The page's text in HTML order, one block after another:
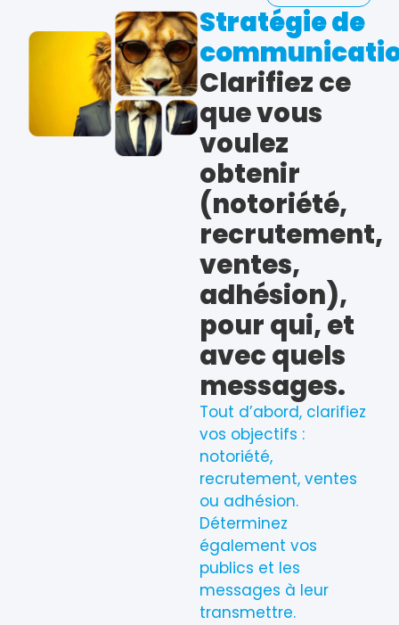
Stratégie de
Clarifiez ce
que vous
voulez
obtenir
(notoriété,
recrutement,
ventes,
adhésion),
pour qui, et
avec quels
messages.
Tout d’abord, clarifiez
vos objectifs :
notoriété,
recrutement, ventes
ou adhésion.
Déterminez
également vos
publics et les
messages à leur
transmettre.